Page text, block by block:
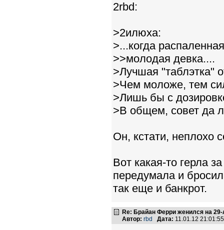
2rbd:
>2илюха:
>...когда распаленная
>>молодая девка....
>Лучшая "таблэтка"
>Чем моложе, тем
>Лишь бы с
>В общем, совет да
Он, кстати, неплохо
Вот какая-то герла
передумала и
так еще и банкрот.
Re: Брайан Ферри женился на
Автор: rbd Дата: 11.01.12